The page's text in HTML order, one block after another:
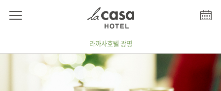
라까사호텔 광명
문비어 호캉스 PKG 프로모션 메인 배경 이미지